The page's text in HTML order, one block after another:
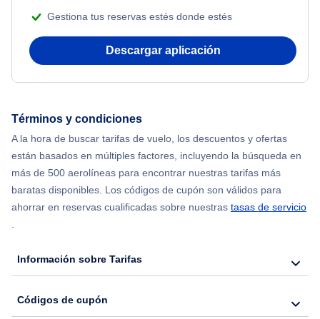
Gestiona tus reservas estés donde estés
Descargar aplicación
Términos y condiciones
A la hora de buscar tarifas de vuelo, los descuentos y ofertas
están basados en múltiples factores, incluyendo la búsqueda en
más de 500 aerolíneas para encontrar nuestras tarifas más
baratas disponibles. Los códigos de cupón son válidos para
ahorrar en reservas cualificadas sobre nuestras tasas de servicio
.
Información sobre Tarifas
Códigos de cupón